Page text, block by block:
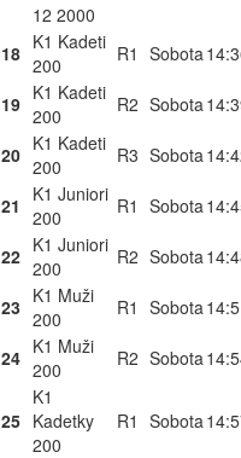
12 2000
18 K1 Kadeti
200
R1 Sobota
19 K1 Kadeti
200
R2 Sobota
20 K1 Kadeti
200
R3 Sobota
21
K1 Juniori
200
R1 Sobota
22 K1 Juniori
200
R2 Sobota
23 K1 Muži
200
R1 Sobota
24 K1 Muži
200
R2 Sobota
25
K1
Kadetky
200
R1 Sobota